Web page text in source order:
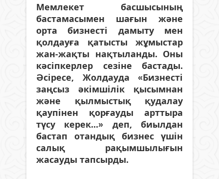
Мемлекет басшысының
бастамасымен шағын және
орта бизнесті дамыту мен
қолдауға қатысты жұмыстар
жан-жақты нақтыланды. Оны
кәсіпкерлер сезіне бастады.
Әсіресе, Жолдауда «Бизнесті
заңсыз әкімшілік қысымнан
және қылмыстық қудалау
қаупінен қорғауды арттыра
түсу керек...» деп, биылдан
бастап отандық бизнес үшін
салық рақымшылығын
жасауды тапсырды.